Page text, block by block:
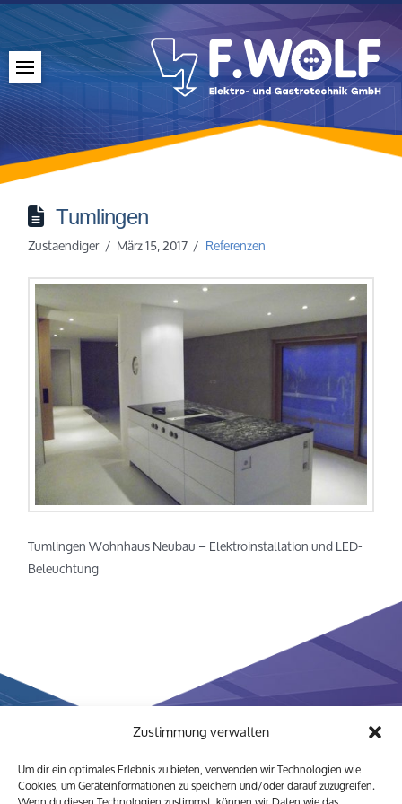
Zustimmung verwalten
Um dir ein optimales Erlebnis zu bieten, verwenden wir Technologien wie
Cookies, um Geräteinformationen zu speichern und/oder darauf zuzugreifen.
Tumlingen
Zustaendiger März 15, 2017 Referenzen
Tumlingen Wohnhaus Neubau – Elektroinstallation und LED-
Beleuchtung